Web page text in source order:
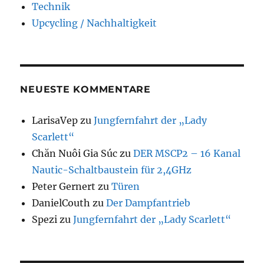
Technik
Upcycling / Nachhaltigkeit
NEUESTE KOMMENTARE
LarisaVep zuJungfernfahrt der „Lady
Scarlett“
Chăn Nuôi Gia Súc zuDER MSCP2 – 16 Kanal
Nautic-Schaltbaustein für 2,4GHz
Peter Gernert zuTüren
DanielCouth zuDer Dampfantrieb
Spezi zuJungfernfahrt der „Lady Scarlett“